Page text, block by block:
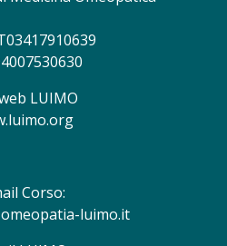
LUIMO
Corso:
luimo.it